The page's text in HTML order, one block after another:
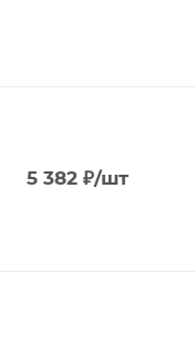
5 382₽/шт